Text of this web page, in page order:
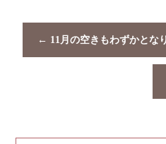
← 11月の空きもわずかとな